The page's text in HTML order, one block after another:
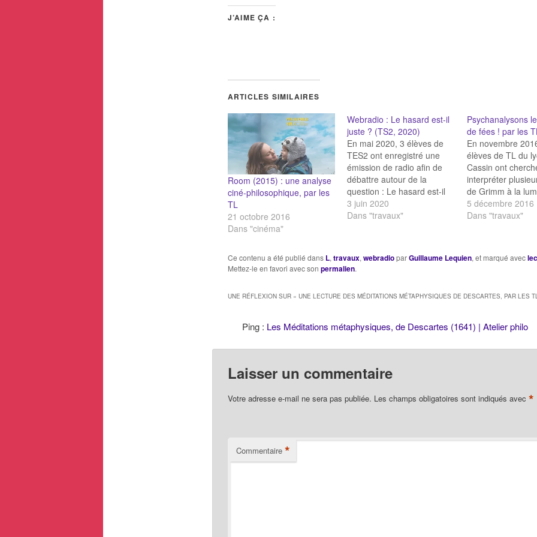
J’AIME ÇA :
ARTICLES SIMILAIRES
Room (2015) : une analyse
ciné-philosophique, par les
TL
21 octobre 2016
Dans "cinéma"
Webradio : Le hasard est-il
juste ? (TS2, 2020)
En mai 2020, 3 élèves de
TES2 ont enregistré une
émission de radio afin de
débattre autour de la
question : Le hasard est-il
juste ? ***Cette émission a
été enregistrée dans les
sonore au tout début,
mais…
3 juin 2020
Dans "travaux"
Psychanalysons
de fées ! par les
En novembre
élèves de TL du
Cassin ont
interpréter
de Grimm à la
psychanalyse
la manière de
interprétation.
5 décembre 2016
Dans "travaux"
Ce contenu a été publié dans L, travaux, webradioparGuillaume Lequien, et marqué avec
Mettez-le en favori avec son permalien.
UNE RÉFLEXION SUR « UNE LECTURE DES MÉDITATIONS MÉTAPHYSIQUES DE DESCARTES, PAR LES
Ping : Les Méditations métaphysiques, de Descartes (1641) | Atelier philo
Laisser un commentaire
Votre adresse e-mail ne sera pas publiée. Les champs obligatoires sont indiqués avec *
Commentaire *